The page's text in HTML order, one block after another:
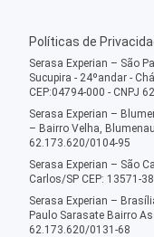
Políticas de
Serasa Experian – São
Sucupira - 24ºandar -
CEP:04794-000 - CNPJ
Serasa Experian –
– Bairro Velha,
62.173.620/0104-95
Serasa Experian – São
Carlos/SP CEP: 13571-
Serasa Experian –
Paulo Sarasate Bairro
62.173.620/0131-68